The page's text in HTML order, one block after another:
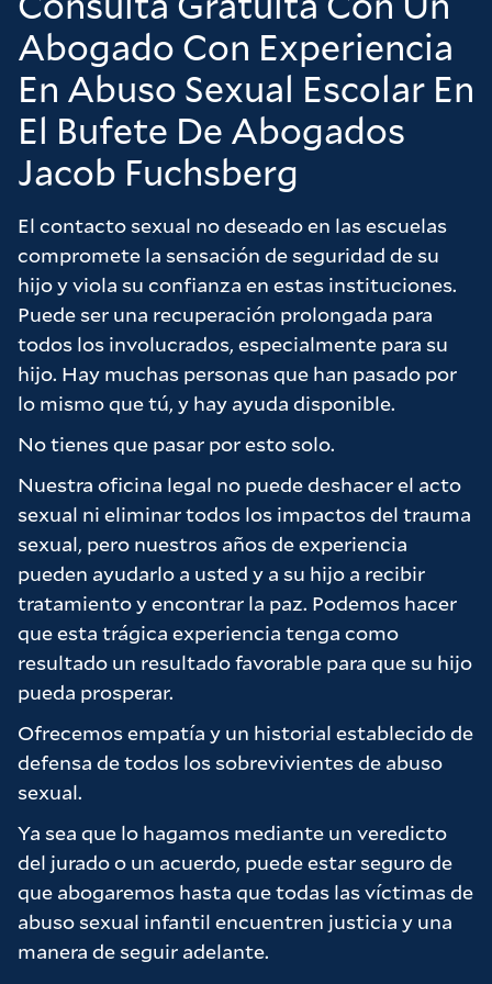
equilibrados y redundaron en beneficio de
nuestros intereses. Quedamos muy
satisfechos con el resultado que la empresa
nos ha conseguido y creemos que solo lo
hemos conseguido gracias al arduo trabajo de
Chris y Brad. No dudaría en recomendar la
firma a cualquiera que esté considerando un
caso y quiera sentirse realmente valorado
como cliente.
Muchas gracias a la firma por todo su arduo
trabajo en nuestro nombre, realmente lo
apreciamos.
Abogado Con Experiencia
En Abuso Sexual Escolar En
El Bufete De Abogados
Jacob Fuchsberg
El contacto sexual no deseado en las escuelas
compromete la sensación de seguridad de su
hijo y viola su confianza en estas instituciones.
Puede ser una recuperación prolongada para
todos los involucrados, especialmente para su
hijo. Hay muchas personas que han pasado por
lo mismo que tú, y hay ayuda disponible.
No tienes que pasar por esto solo.
Nuestra oficina legal no puede deshacer el acto
sexual ni eliminar todos los impactos del trauma
sexual, pero nuestros años de experiencia
pueden ayudarlo a usted y a su hijo a recibir
tratamiento y encontrar la paz. Podemos hacer
que esta trágica experiencia tenga como
resultado un resultado favorable para que su hijo
pueda prosperar.
Ofrecemos empatía y un historial establecido de
defensa de todos los sobrevivientes de abuso
sexual.
Ya sea que lo hagamos mediante un veredicto
del jurado o un acuerdo, puede estar seguro de
que abogaremos hasta que todas las víctimas de
abuso sexual infantil encuentren justicia y una
manera de seguir adelante.